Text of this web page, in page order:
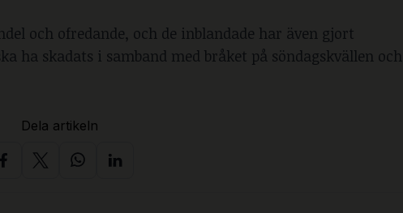
och ofredande, och de inblandade har även gjort
ha skadats i samband med bråket på söndagskvällen och
Dela artikeln